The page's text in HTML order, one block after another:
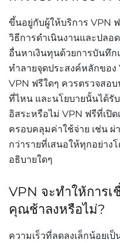
ขึ้นอยู่กับผู้ให้บริการ VPN
วิธีการดำเนินงานและปล
อื่นหาเงินทุนด้วยการบันทึ
ทำลายจุดประสงค์หลักของ
VPN ฟรีใดๆ ควรตรวจสอ
ที่ไหน และนโยบายนั้นได้รั
อิสระหรือไม่ VPN ฟรีที่เปิด
ครอบคลุมค่าใช้จ่าย เช่น
กว่ารายที่เสนอให้ทุกอย่าง
อธิบายใดๆ
VPN จะทำให้การ
คุณช้าลงหรือไม่?
ความเร็วที่ลดลงเล็กน้อยเป็